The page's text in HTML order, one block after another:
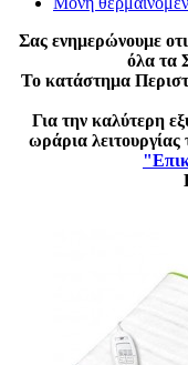
Σας ενημερώνουμε
όλα τα
Το κατάστημα
Για την καλύτερη
ωράρια